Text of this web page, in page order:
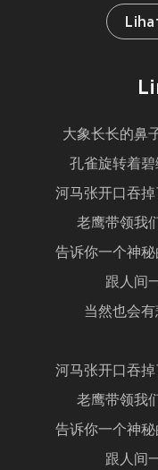
大象长长的鼻
孔雀旋转着
河马张开口吞
老鹰带领我
告诉你一个神
跟人间
当然也会
河马张开口吞
老鹰带领我
告诉你一个神
跟人间